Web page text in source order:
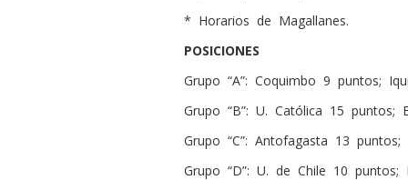
* Horarios de Magallanes.
POSICIONES
Grupo “A”: Coquimbo 9 puntos;
Grupo “B”: U. Católica 15
Grupo “C”: Antofagasta 13
Grupo “D”: U. de Chile 10